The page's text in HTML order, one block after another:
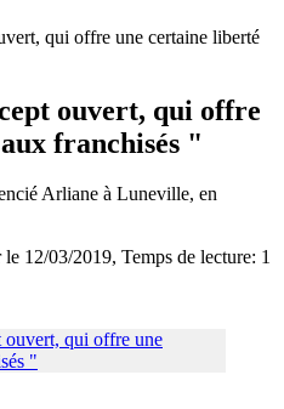
qui offre une certaine liberté
ouvert, qui offre
franchisés "
Arliane à Luneville, en
le 12/03/2019, Temps de lecture: 1